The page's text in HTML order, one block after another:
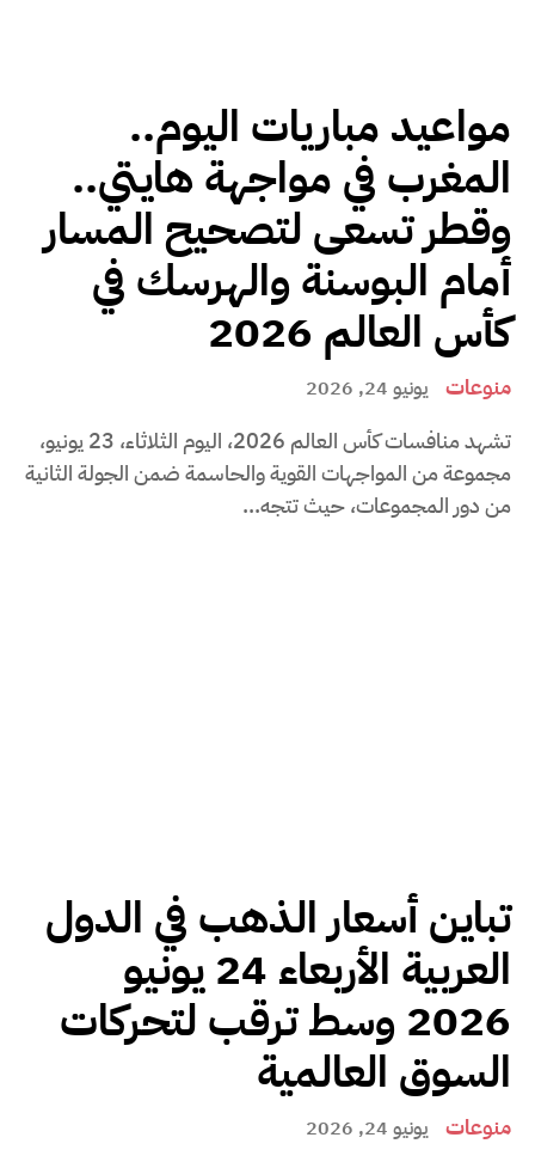
مواعيد مباريات اليوم..
المغرب في مواجهة هايتي..
وقطر تسعى لتصحيح المسار
أمام البوسنة والهرسك في
كأس العالم 2026
منوعات يونيو 24, 2026
تشهد منافسات كأس العالم 2026، اليوم الثلاثاء، 23 يونيو،
مجموعة من المواجهات القوية والحاسمة ضمن الجولة الثانية
من دور المجموعات، حيث تتجه...
تباين أسعار الذهب في الدول
العربية الأربعاء 24 يونيو
2026 وسط ترقب لتحركات
السوق العالمية
منوعات يونيو 24, 2026